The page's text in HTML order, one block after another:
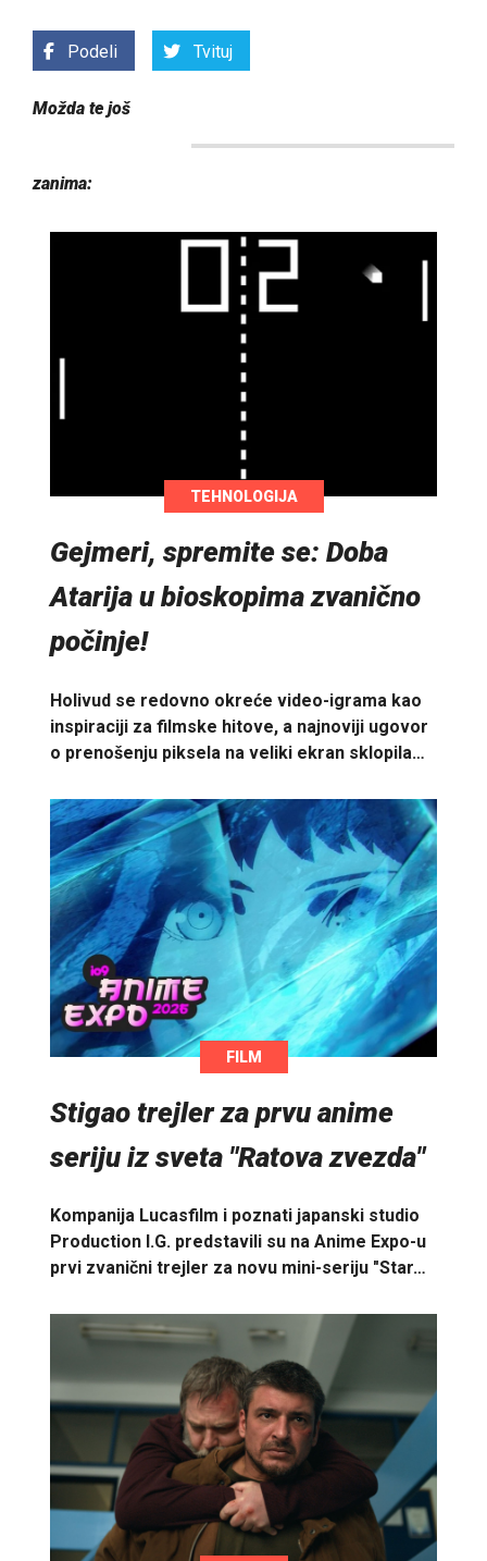
Podeli Tvituj
Možda te još
zanima:
TEHNOLOGIJA
Gejmeri, spremite se: Doba
Atarija u bioskopima zvanično
počinje!
Holivud se redovno okreće video-igrama kao
inspiraciji za filmske hitove, a najnoviji ugovor
o prenošenju piksela na veliki ekran sklopila…
FILM
Stigao trejler za prvu anime
seriju iz sveta "Ratova zvezda"
Kompanija Lucasfilm i poznati japanski studio
Production I.G. predstavili su na Anime Expo-u
prvi zvanični trejler za novu mini-seriju "Star…